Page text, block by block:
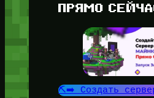
ПРЯМО
⛏️➡️ Создать